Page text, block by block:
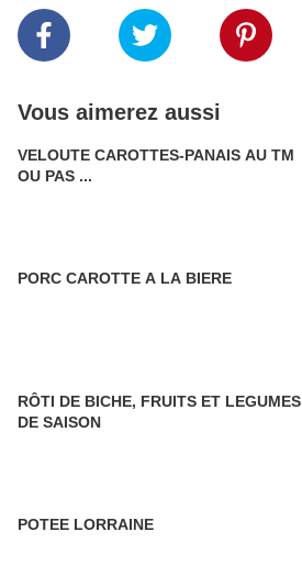
Vous aimerez aussi
VELOUTE CAROTTES-PANAIS AU TM
OU PAS ...
PORC CAROTTE A LA BIERE
RÔTI DE BICHE, FRUITS ET LEGUMES
DE SAISON
POTEE LORRAINE